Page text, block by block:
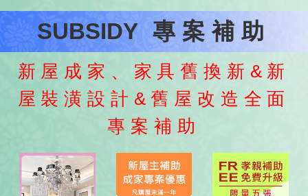
SUBSIDY 專案補助
新屋成家、家具舊換新&新
屋裝潢設計&舊屋改造全面
專案補助